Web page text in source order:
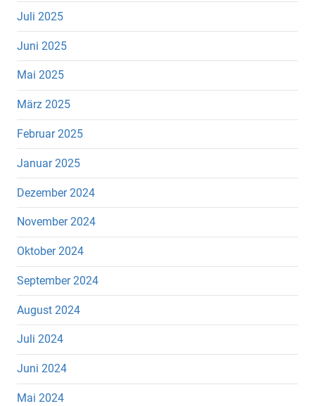
Juli 2025
Juni 2025
Mai 2025
März 2025
Februar 2025
Januar 2025
Dezember 2024
November 2024
Oktober 2024
September 2024
August 2024
Juli 2024
Juni 2024
Mai 2024